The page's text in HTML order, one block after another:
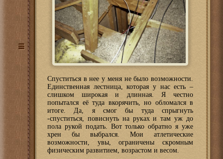
Спуститься в нее у меня не было возможности.
Единственная лестница, которая у нас есть –
слишком широкая и длинная. Я честно
попытался её туда вкорячить, но обломался в
итоге. Да, я смог бы туда спрыгнуть
-спуститься, повиснуть на руках и там уж до
пола рукой подать. Вот только обратно я уже
хрен бы выбрался. Мои атлетические
возможности, увы, ограничены скромным
физическим развитием, возрастом и весом.